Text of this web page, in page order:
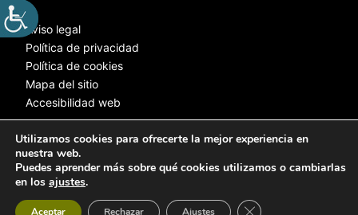
Aviso legal
Política de privacidad
Política de cookies
Mapa del sitio
Accesibilidad web
© 2025 Web desarrollada por el Servicio de Informática de Diputación
Utilizamos cookies para ofrecerte la mejor experiencia en
nuestra web.
Puedes aprender más sobre qué cookies utilizamos o cambiarlas
en los ajustes.
Aceptar Rechazar Ajustes Cerrar el banner de